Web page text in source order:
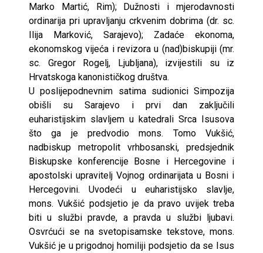
Marko Martić, Rim); Dužnosti i mjerodavnosti
ordinarija pri upravljanju crkvenim dobrima (dr. sc.
Ilija Marković, Sarajevo); Zadaće ekonoma,
ekonomskog vijeća i revizora u (nad)biskupiji (mr.
sc. Gregor Rogelj, Ljubljana), izvijestili su iz
Hrvatskoga kanonističkog društva.
U poslijepodnevnim satima sudionici Simpozija
obišli su Sarajevo i prvi dan zaključili
euharistijskim slavljem u katedrali Srca Isusova
što ga je predvodio mons. Tomo Vukšić,
nadbiskup metropolit vrhbosanski, predsjednik
Biskupske konferencije Bosne i Hercegovine i
apostolski upravitelj Vojnog ordinarijata u Bosni i
Hercegovini. Uvodeći u euharistijsko slavlje,
mons. Vukšić podsjetio je da pravo uvijek treba
biti u službi pravde, a pravda u službi ljubavi.
Osvrćući se na svetopisamske tekstove, mons.
Vukšić je u prigodnoj homiliji podsjetio da se Isus